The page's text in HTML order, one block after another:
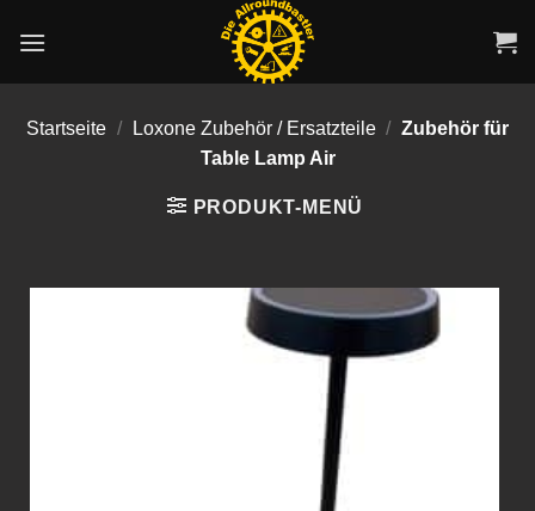
Inhalt
Startseite / Loxone Zubehör / Ersatzteile / Zubehör für
Table Lamp Air
PRODUKT-MENÜ